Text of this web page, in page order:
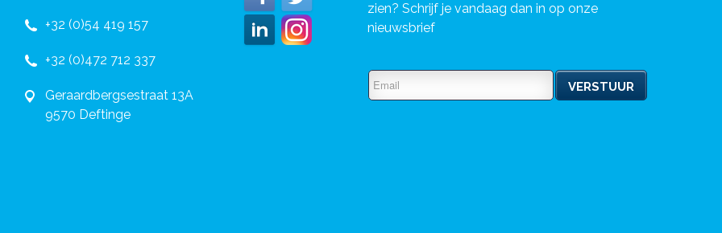
+32 (0)54 419 157
+32 (0)472 712 337
Geraardbergsestraat 13A
9570 Deftinge
zien? Schrijf je vandaag dan in op onze
nieuwsbrief